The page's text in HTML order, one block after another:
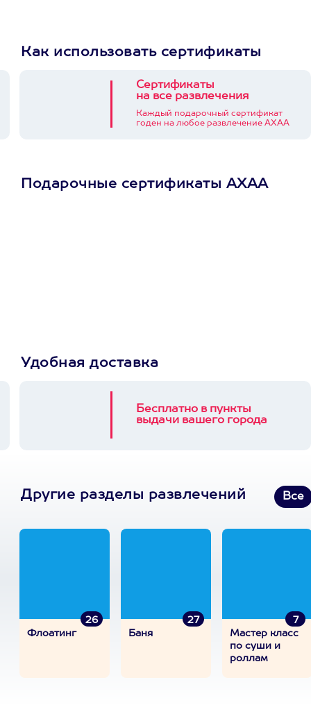
Как использовать сертификаты
Сертификаты
на все развлечения
Каждый подарочный сертификат
годен на любое развлечение АХАА
Подарочные сертификаты АХАА
Удобная доставка
Бесплатно в пункты
выдачи вашего города
Другие разделы развлечений Все
26
Флоатинг
27
Баня
7
Мастер класс
по суши и
роллам